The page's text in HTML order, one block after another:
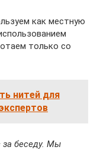
как местную
только со
нитей для
за беседу. Мы